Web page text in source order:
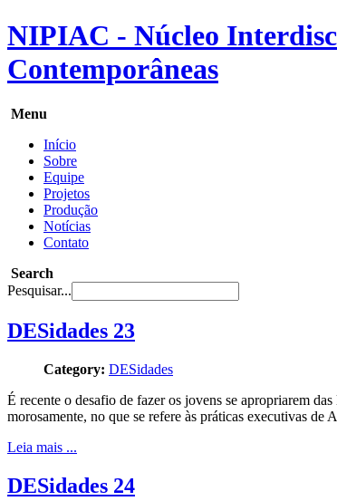
NIPIAC - Núcleo
Contemporâneas
Menu
Início
Sobre
Equipe
Projetos
Produção
Notícias
Contato
Search
Pesquisar...
DESidades 23
Category: DESidades
É recente o desafio de fazer os jovens se apropriarem
morosamente, no que se refere às práticas executivas de
Leia mais ...
DESidades 24